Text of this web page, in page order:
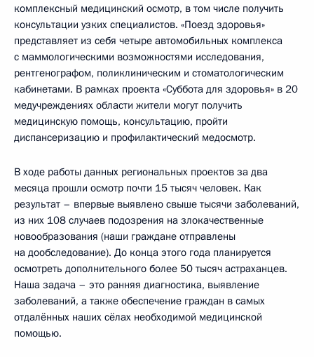
комплексный медицинский осмотр, в том числе получить
консультации узких специалистов. «Поезд здоровья»
представляет из себя четыре автомобильных комплекса
с маммологическими возможностями исследования,
рентгенографом, поликлиническим и стоматологическим
кабинетами. В рамках проекта «Суббота для здоровья» в 20
медучреждениях области жители могут получить
медицинскую помощь, консультацию, пройти
диспансеризацию и профилактический медосмотр.
В ходе работы данных региональных проектов за два
месяца прошли осмотр почти 15 тысяч человек. Как
результат – впервые выявлено свыше тысячи заболеваний,
из них 108 случаев подозрения на злокачественные
новообразования (наши граждане отправлены
на дообследование). До конца этого года планируется
осмотреть дополнительного более 50 тысяч астраханцев.
Наша задача – это ранняя диагностика, выявление
заболеваний, а также обеспечение граждан в самых
отдалённых наших сёлах необходимой медицинской
помощью.